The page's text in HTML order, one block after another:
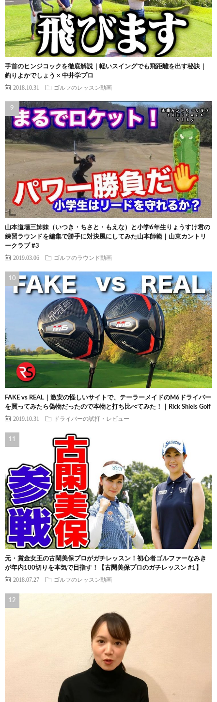
手首のヒンジコックを徹底解説｜軽いスイングでも飛距離を出す秘訣｜
釣りよかでしょう × 中井学プロ
2018.10.31 ゴルフのレッスン動画
山本道場三姉妹（いつき・ちさと・もえな）と小学6年生りょうすけ君の
練習ラウンドを編集で勝手に対決風にしてみた山本師範｜山東カントリ
ークラブ #3
2019.03.06 ゴルフのラウンド動画
FAKE vs REAL｜激安の怪しいサイトで、テーラーメイドのM6ドライバー
を買ってみたら偽物だったので本物と打ち比べてみた！｜Rick Shiels Golf
2019.10.31 ドライバーの試打・レビュー
元・賞金女王の古閑美保プロがガチレッスン！初心者ゴルファーなみき
が年内100切りを本気で目指す！【古閑美保プロのガチレッスン #1】
2018.07.27 ゴルフのレッスン動画